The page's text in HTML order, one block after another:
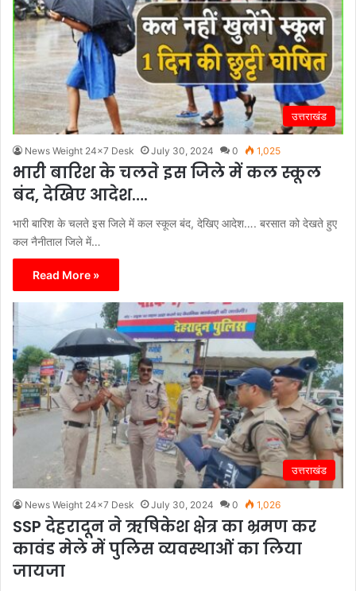
उत्तराखंड
News Weight 24x7 Desk July 30, 2024 0 1,025
भारी बारिश के चलते इस जिले में कल स्कूल
बंद, देखिए आदेश….
भारी बारिश के चलते इस जिले में कल स्कूल बंद, देखिए आदेश…. बरसात को देखते हुए
कल नैनीताल जिले में…
Read More »
उत्तराखंड
News Weight 24x7 Desk July 30, 2024 0 1,026
SSP देहरादून ने ऋषिकेश क्षेत्र का भ्रमण कर
कावंड मेले में पुलिस व्यवस्थाओं का लिया
जायजा